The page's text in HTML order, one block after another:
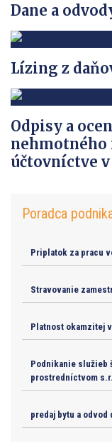
Dane a
Lízing z
Odpisy a
nehmotného
účtovníctve
Poradca
Priplatok za pracu
Stravovanie
Platnost okamzitej
Podnikanie služieb
prostredníctvom
predaj bytu a odvod